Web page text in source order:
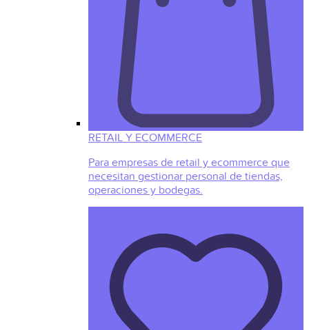
RETAIL Y ECOMMERCE
Para empresas de retail y ecommerce que
necesitan gestionar personal de tiendas,
operaciones y bodegas.